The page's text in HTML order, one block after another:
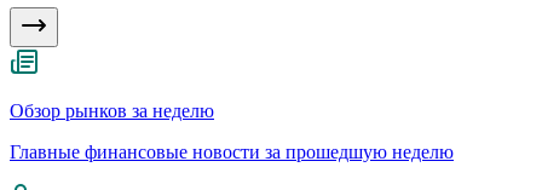
Обзор рынков за неделю
Главные финансовые новости за прошедшую неделю